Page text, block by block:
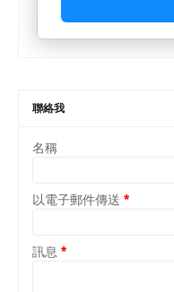
聯絡我
名稱
以電子郵件傳送 *
訊息 *